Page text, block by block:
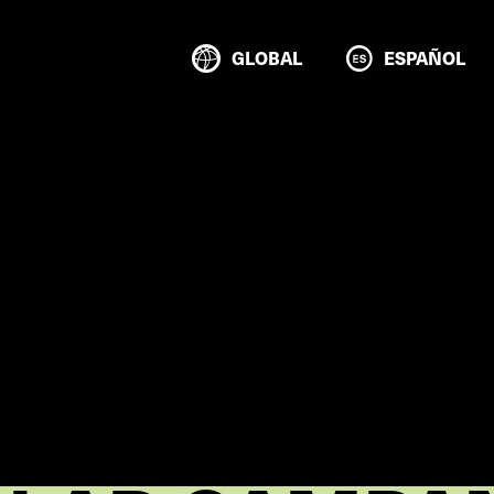
GLOBAL ESPAÑOL